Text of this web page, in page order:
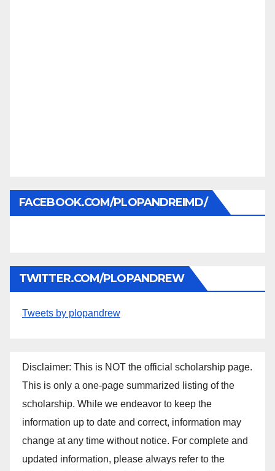
FACEBOOK.COM/PLOPANDREIMD/
TWITTER.COM/PLOPANDREW
Tweets by plopandrew
Disclaimer: This is NOT the official scholarship page.
This is only a one-page summarized listing of the
scholarship. While we endeavor to keep the
information up to date and correct, information may
change at any time without notice. For complete and
updated information, please always refer to the